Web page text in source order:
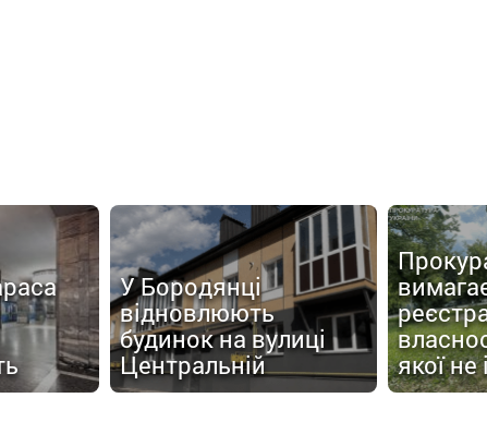
У Бородянці
відновлюють
будинок на вулиці
Центральній
якої не